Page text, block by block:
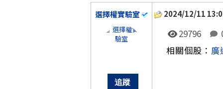
選擇權實驗室 2024/12/11
29796
相關個股： 廣